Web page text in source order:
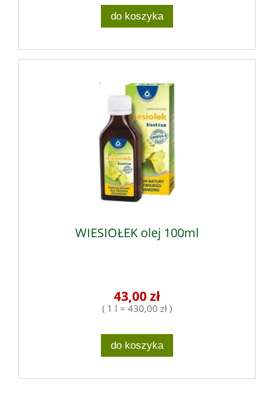
do koszyka
WIESIOŁEK olej 100ml
43,00 zł
( 1 l = 430,00 zł )
do koszyka